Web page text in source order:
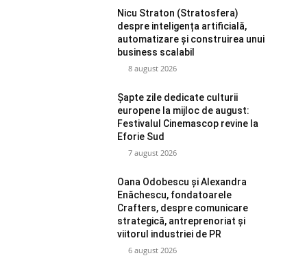
Nicu Straton (Stratosfera)
despre inteligența artificială,
automatizare și construirea unui
business scalabil
8 august 2026
Șapte zile dedicate culturii
europene la mijloc de august:
Festivalul Cinemascop revine la
Eforie Sud
7 august 2026
Oana Odobescu și Alexandra
Enăchescu, fondatoarele
Crafters, despre comunicare
strategică, antreprenoriat și
viitorul industriei de PR
6 august 2026